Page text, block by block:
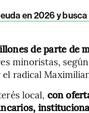
en 2026 y
de parte de
minoristas,
radical
local, con